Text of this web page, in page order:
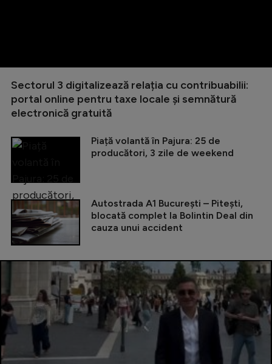
Sectorul 3 digitalizează relația cu contribuabilii:
portal online pentru taxe locale și semnătură
electronică gratuită
Piață volantă în Pajura: 25 de
producători, 3 zile de weekend
Autostrada A1 București – Pitești,
blocată complet la Bolintin Deal din
cauza unui accident